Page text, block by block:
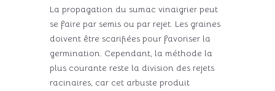
La propagation du sumac vinaigrier peut
se faire par semis ou par rejet. Les graines
doivent être scarifiées pour favoriser la
germination. Cependant, la méthode la
plus courante reste la division des rejets
racinaires, car cet arbuste produit